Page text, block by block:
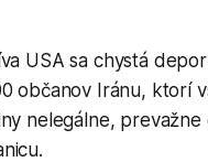
USA sa chystá
občanov Iránu, ktorí
nelegálne, prevažne